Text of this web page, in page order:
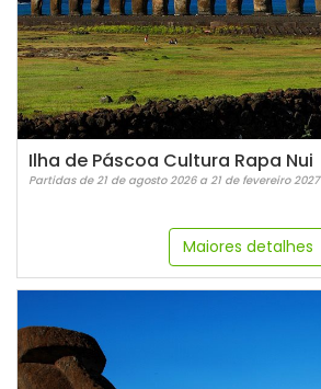
Ilha de Páscoa Cultura Rapa Nui
Partidas de 21 de agosto 2026 a 21 de fevereiro 2027
Maiores detalhes